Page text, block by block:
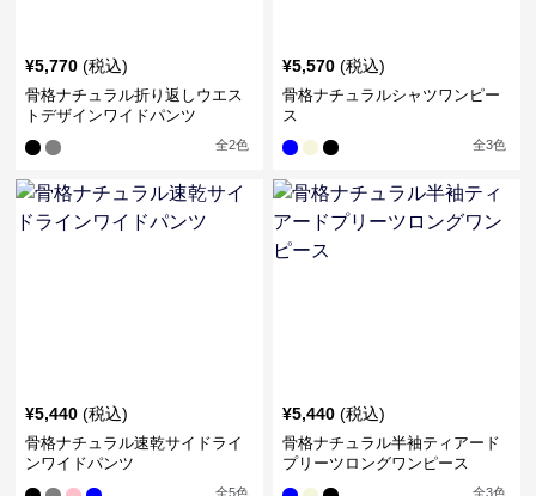
¥5,770 (税込)
骨格ナチュラル折り返しウエス
トデザインワイドパンツ
全2色
¥5,570 (税込)
骨格ナチュラルシャツワンピー
ス
全3色
¥5,440 (税込)
骨格ナチュラル速乾サイドライ
ンワイドパンツ
全5色
¥5,440 (税込)
骨格ナチュラル半袖ティアード
プリーツロングワンピース
全3色